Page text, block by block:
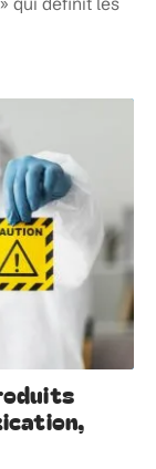
qui définit les